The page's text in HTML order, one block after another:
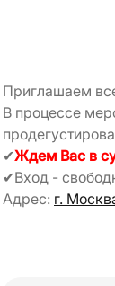
Приглашаем
В процессе
✔Ждем Вас в
✔Вход -
Адрес: г.